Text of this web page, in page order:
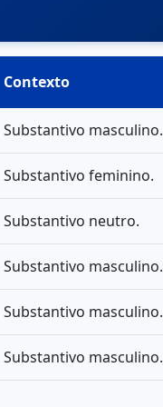
Contexto
Substantivo masculino.
Substantivo feminino.
Substantivo neutro.
Substantivo masculino.
Substantivo masculino.
Substantivo masculino.